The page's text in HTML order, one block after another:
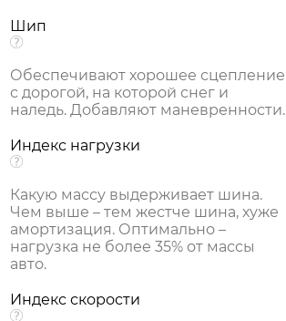
Шип
Обеспечивают хорошее сцепление
с дорогой, на которой снег и
наледь. Добавляют маневренности.
Индекс нагрузки
Какую массу выдерживает шина.
Чем выше – тем жестче шина, хуже
амортизация. Оптимально –
нагрузка не более 35% от массы
авто.
Индекс скорости